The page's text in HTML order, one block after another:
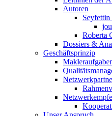
Autoren
Roberta
Dossiers &
Geschäftsprinzip